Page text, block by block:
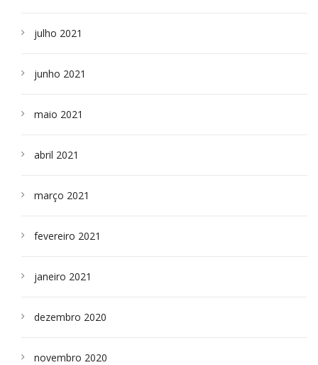
julho 2021
junho 2021
maio 2021
abril 2021
março 2021
fevereiro 2021
janeiro 2021
dezembro 2020
novembro 2020